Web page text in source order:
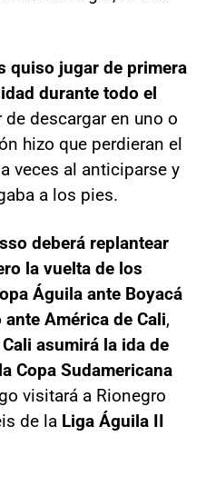
quiso jugar de primera
durante todo el
de descargar en uno o
hizo que perdieran el
veces al anticiparse y
a los pies.
deberá replantear
la vuelta de los
Águila ante Boyacá
América de Cali,
asumirá la ida de
Copa Sudamericana
visitará a Rionegro
de la Liga Águila II